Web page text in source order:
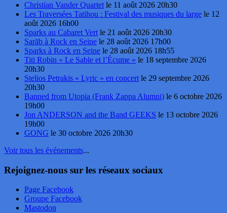
Christian Vander Quartet le 11 août 2026 20h30
Les Traversées Tatihou : Festival des musiques du large le 12
août 2026 16h00
Sparks au Cabaret Vert le 21 août 2026 20h30
Sarāb à Rock en Seine le 28 août 2026 17h00
Sparks à Rock en Seine le 28 août 2026 18h55
Titi Robin « Le Sable et l’Écume » le 18 septembre 2026
20h30
Stelios Petrakis « Lyric » en concert le 29 septembre 2026
20h30
Banned from Utopia (Frank Zappa Alumni) le 6 octobre 2026
19h00
Jon ANDERSON and the Band GEEKS le 13 octobre 2026
19h00
GONG le 30 octobre 2026 20h30
Voir tous les événements...
Rejoignez-nous sur les réseaux sociaux
Page Facebook
Groupe Facebook
Mastodon